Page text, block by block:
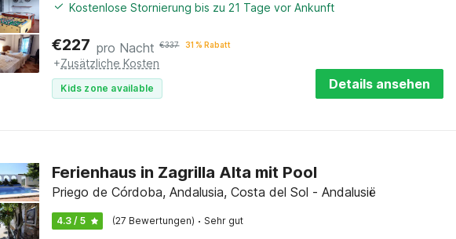
Kostenlose Stornierung bis zu 21 Tage vor Ankunft
€227 pro Nacht €337 31 % Rabatt
+Zusätzliche Kosten
Kids zone available Details ansehen
Ferienhaus in Zagrilla Alta mit Pool
Priego de Córdoba, Andalusia, Costa del Sol - Andalusië
4.3 / 5 (27 Bewertungen) · Sehr gut